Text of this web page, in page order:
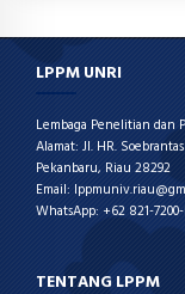
LPPM UNRI
Lembaga Penelitian dan
Alamat: Jl. HR.
Pekanbaru, Riau 28292
Email:
WhatsApp: +62 821-
TENTANG LPPM